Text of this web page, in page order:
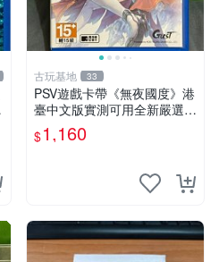
古玩基地 33
PSV遊戲卡帶《無夜國度》港
臺中文版實測可用全新嚴選成
色如圖可放心購買 無夜國度
PSV 港臺中文 游戲卡帶
$1,160